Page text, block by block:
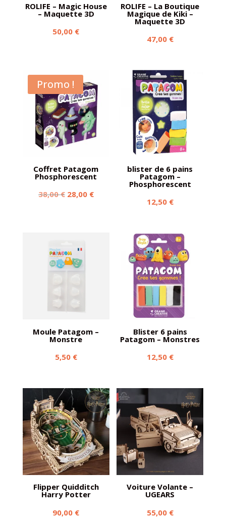
ROLIFE – Magic House
– Maquette 3D
50,00 €
ROLIFE – La Boutique
Magique de Kiki –
Maquette 3D
47,00 €
Promo !
Coffret Patagom
Phosphorescent
38,00€ Le
était :
38,00 €.
28,00 €Le
blister de 6 pains
Patagom –
Phosphorescent
12,50 €
Moule Patagom –
Monstre
5,50 €
Blister 6 pains
Patagom – Monstres
12,50 €
Flipper Quidditch
Harry Potter
90,00 €
Voiture Volante –
UGEARS
55,00 €